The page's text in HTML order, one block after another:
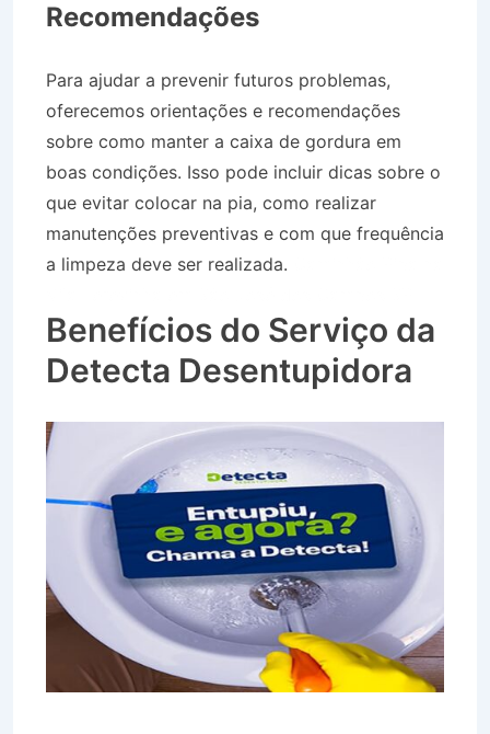
Recomendações
Para ajudar a prevenir futuros problemas,
oferecemos orientações e recomendações
sobre como manter a caixa de gordura em
boas condições. Isso pode incluir dicas sobre o
que evitar colocar na pia, como realizar
manutenções preventivas e com que frequência
a limpeza deve ser realizada.
Benefícios do Serviço da
Detecta Desentupidora